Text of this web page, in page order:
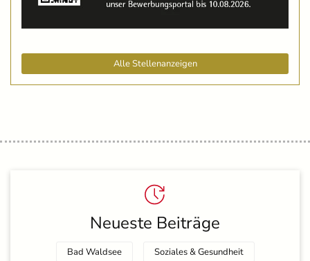
Alle Stellenanzeigen
Neueste Beiträge
Bad Waldsee Soziales & Gesundheit